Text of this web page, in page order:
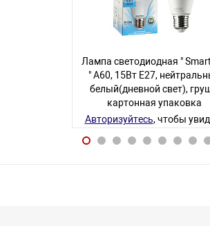
Лампа светодиодная "
" A60, 15Вт Е27,
белый(дневной свет),
картонная упаковка
Авторизуйтесь, чтобы
60 товаров